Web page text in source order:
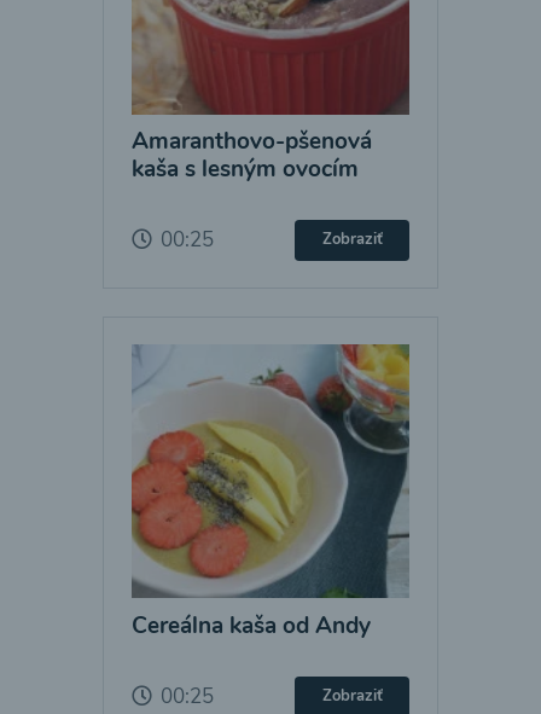
Amaranthovo-pšenová
kaša s lesným ovocím
00:25 Zobraziť
Cereálna kaša od Andy
00:25 Zobraziť